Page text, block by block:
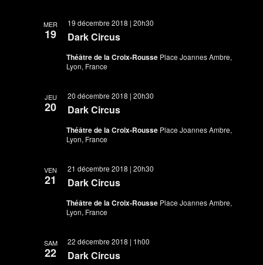
MER
19 Dark Circus
19 décembre 2018 | 20h30
Théâtre de la Croix-Rousse Place Joannes Ambre,
Lyon, France
JEU
20 Dark Circus
20 décembre 2018 | 20h30
Théâtre de la Croix-Rousse Place Joannes Ambre,
Lyon, France
VEN
21 Dark Circus
21 décembre 2018 | 20h30
Théâtre de la Croix-Rousse Place Joannes Ambre,
Lyon, France
SAM
22 Dark Circus
22 décembre 2018 | 1h00